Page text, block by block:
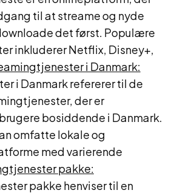
til at streame og nyde
det først. Populære
inkluderer Netflix, Disney+,
i Danmark:
i Danmark refererer til de
der er
bosiddende i Danmark.
omfatte lokale og
med varierende
pakke:
pakke henviser til en